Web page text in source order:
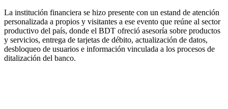
La institución financiera se hizo presente con un estand de atención
personalizada a propios y visitantes a ese evento que reúne al sector
productivo del país, donde el BDT ofreció asesoría sobre productos
y servicios, entrega de tarjetas de débito, actualización de datos,
desbloqueo de usuarios e información vinculada a los procesos de
ditalización del banco.